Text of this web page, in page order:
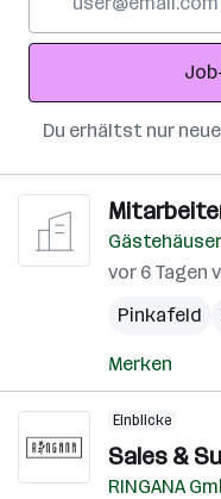
Adresse
Du erhältst nur
vor 6
Pinkafeld
Merken
Einblicke
Sales &
RINGANA